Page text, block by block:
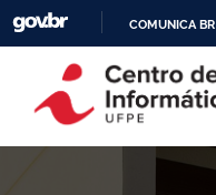
COMUNICA BR